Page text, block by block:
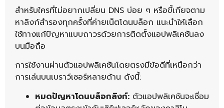
สำหรับใครที่ไม่อยากเปลี่ยน DNS บ่อย ๆ หรือขี้เกียจตาม
หาลิงก์สำรองทุกครั้งที่ค่ายเน็ตโดนบล็อก แนะนำให้เลือก
ใช้ทางแก้ปัญหาแบบถาวรด้วยการติดตั้งแอปพลิเคชันลง
บนมือถือ
การใช้งานผ่านตัวแอปพลิเคชันโดยตรงมีข้อดีที่เหนือกว่า
การเล่นบนเบราว์เซอร์หลายด้าน ดังนี้:
หมดปัญหาโดนบล็อกลิงก์: ตัวแอปพลิเคชันจะเชื่อม